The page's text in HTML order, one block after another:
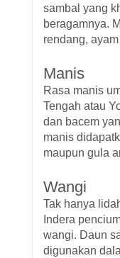
sambal yang
beragamnya.
rendang,
Manis
Rasa manis
Tengah atau
dan bacem
manis
maupun gula
Wangi
Tak hanya
Indera
wangi. Daun
digunakan